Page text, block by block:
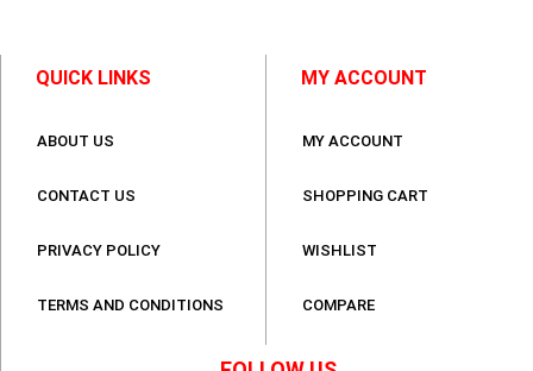
QUICK LINKS
ABOUT US
CONTACT US
PRIVACY POLICY
TERMS AND CONDITIONS
MY ACCOUNT
MY ACCOUNT
SHOPPING CART
WISHLIST
COMPARE